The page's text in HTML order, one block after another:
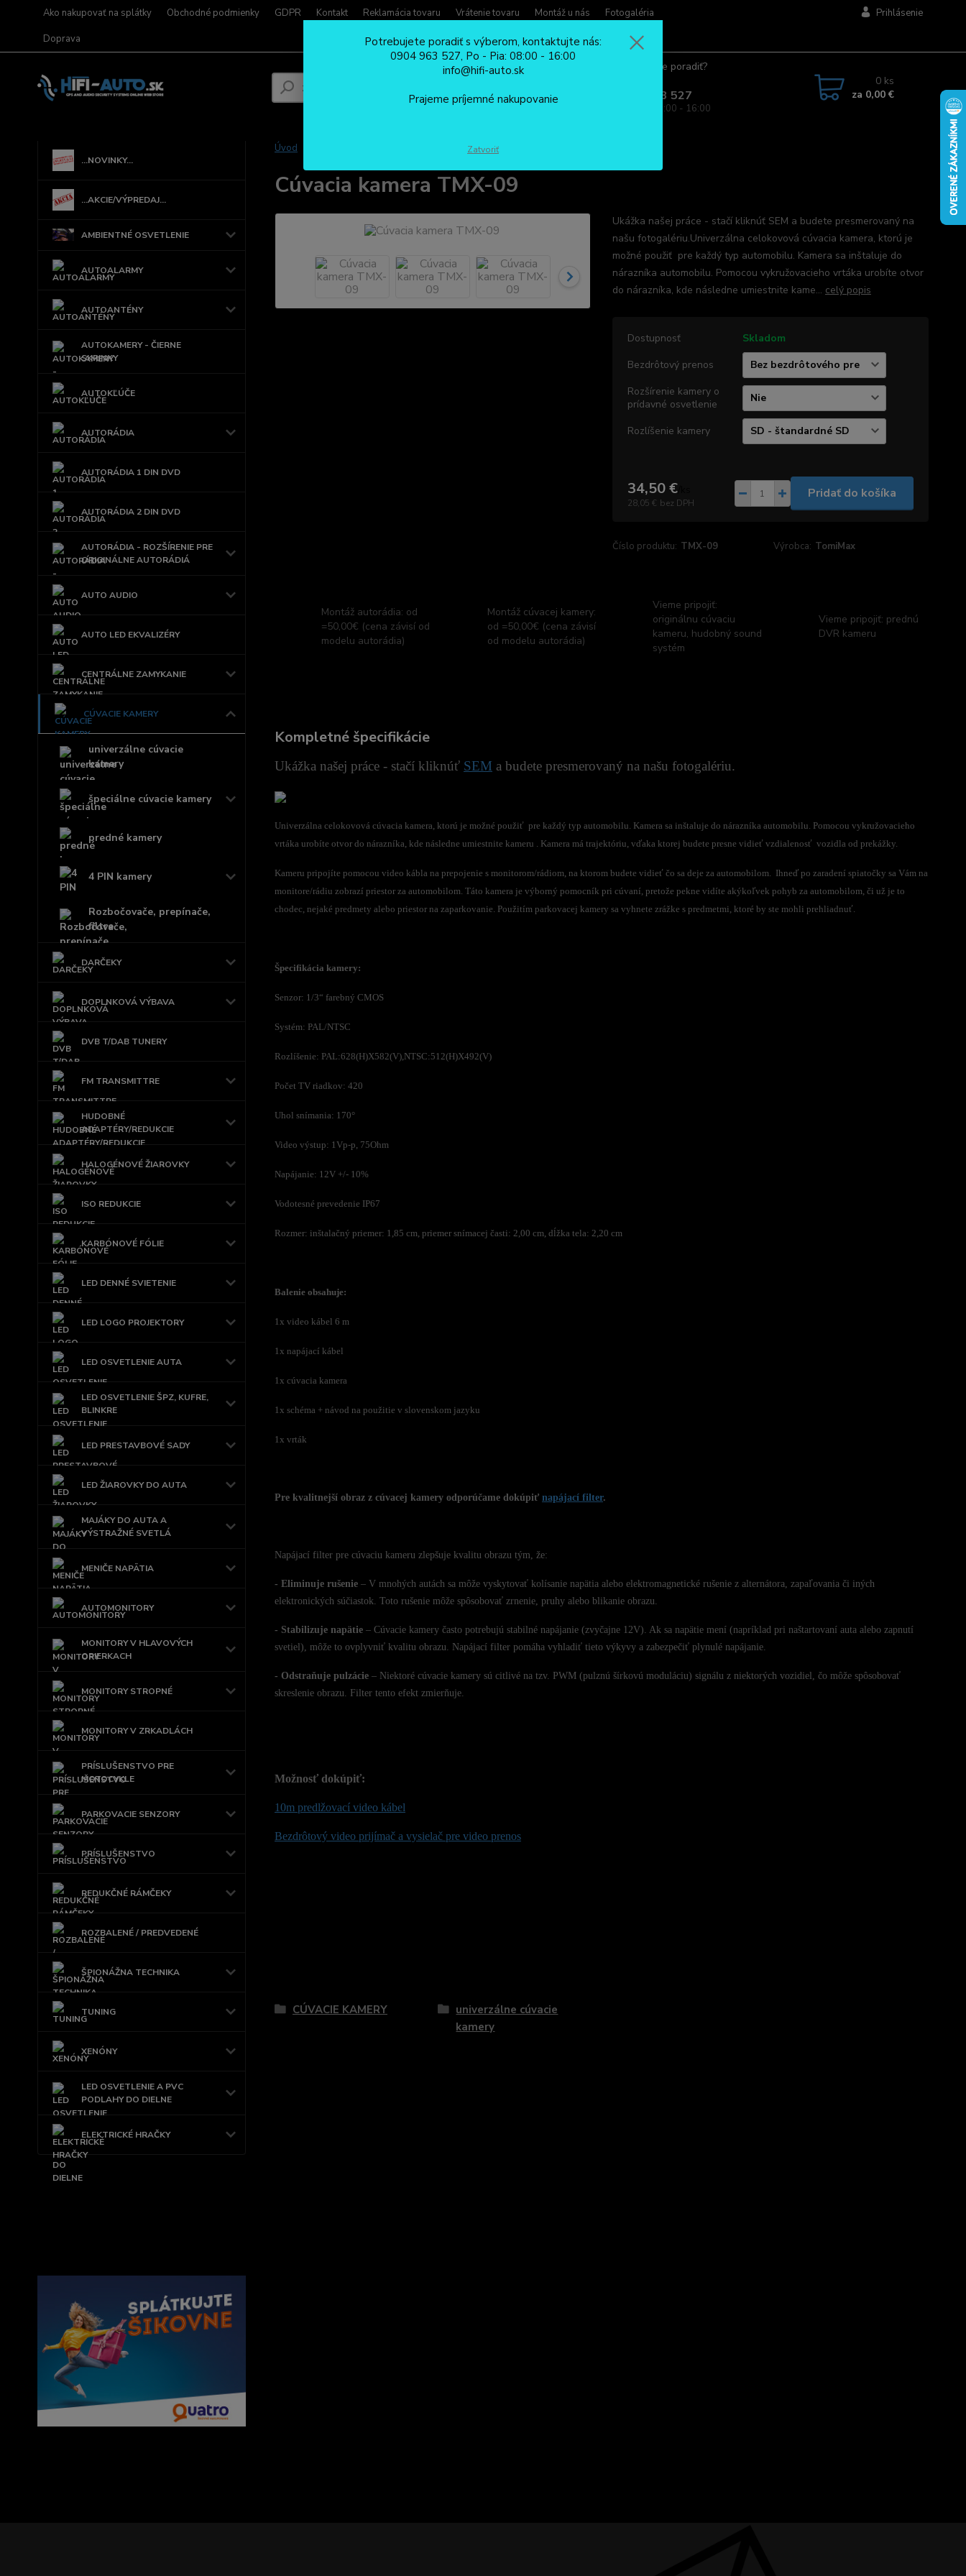
Ako nakupovať na splátky Obchodné podmienky GDPR Kontakt Reklamácia tovaru Vrátenie tovaru Montáž u nás
Fotogaléria
Doprava
Prihlásenie
Potrebujete poradiť?
0904 963 527
Po - Pia: 08:00 - 16:00
0 ks
za 0,00 €
...NOVINKY...
...AKCIE/VÝPREDAJ...
AMBIENTNÉ OSVETLENIE
AUTOALARMY
AUTOANTÉNY
AUTOKAMERY - ČIERNE
SKRINKY
AUTOKĽÚČE
AUTORÁDIA
AUTORÁDIA 1 DIN DVD
AUTORÁDIA 2 DIN DVD
AUTORÁDIA - ROZŠÍRENIE PRE
ORIGINÁLNE AUTORÁDIÁ
AUTO AUDIO
AUTO LED EKVALIZÉRY
CENTRÁLNE ZAMYKANIE
CÚVACIE KAMERY
univerzálne cúvacie
kamery
špeciálne cúvacie kamery
predné kamery
4 PIN kamery
Rozbočovače, prepínače,
filtre
DARČEKY
DOPLNKOVÁ VÝBAVA
DVB T/DAB TUNERY
FM TRANSMITTRE
HUDOBNÉ
ADAPTÉRY/REDUKCIE
HALOGÉNOVÉ ŽIAROVKY
ISO REDUKCIE
KARBÓNOVÉ FÓLIE
LED DENNÉ SVIETENIE
LED LOGO PROJEKTORY
LED OSVETLENIE AUTA
LED OSVETLENIE ŠPZ, KUFRE,
BLINKRE
LED PRESTAVBOVÉ SADY
LED ŽIAROVKY DO AUTA
MAJÁKY DO AUTA A
VÝSTRAŽNÉ SVETLÁ
MENIČE NAPÄTIA
AUTOMONITORY
MONITORY V HLAVOVÝCH
OPIERKACH
MONITORY STROPNÉ
MONITORY V ZRKADLÁCH
PRÍSLUŠENSTVO PRE
MOTOCYKLE
PARKOVACIE SENZORY
PRÍSLUŠENSTVO
REDUKČNÉ RÁMČEKY
ROZBALENÉ / PREDVEDENÉ
ŠPIONÁŽNA TECHNIKA
TUNING
XENÓNY
LED OSVETLENIE A PVC
PODLAHY DO DIELNE
ELEKTRICKÉ HRAČKY
Úvod Cúvacia kamera TMX-09
Cúvacia kamera TMX-09
Ukážka našej práce - stačí kliknúť SEM a budete presmerovaný na
našu fotogalériu.Univerzálna celokovová cúvacia kamera, ktorú je
možné použiť pre každý typ automobilu. Kamera sa inštaluje do
nárazníka automobilu. Pomocou vykružovacieho vrtáka urobíte otvor
do nárazníka, kde následne umiestnite kame... celý popis
Dostupnosť
Skladom
Bezdrôtový prenos
Rozšírenie kamery o
prídavné osvetlenie
Rozlíšenie kamery
34,50 €/
28,05 € bez DPH
Pridať do košíka
Číslo produktu: TMX-09 Výrobca: TomiMax
Montáž autorádia: od
=50,00€ (cena závisí od
modelu autorádia)
Montáž cúvacej kamery:
od =50,00€ (cena závisí
od modelu autorádia)
Vieme pripojiť:
originálnu cúvaciu
kameru, hudobný sound
systém
Vieme pripojiť: prednú
DVR kameru
Kompletné špecifikácie
Ukážka našej práce - stačí kliknúť SEM a budete presmerovaný na našu fotogalériu.
Univerzálna celokovová cúvacia kamera, ktorú je možné použiť pre každý typ automobilu. Kamera sa inštaluje do nárazníka automobilu. Pomocou vykružovacieho
vrtáka urobíte otvor do nárazníka, kde následne umiestnite kameru . Kamera má trajektóriu, vďaka ktorej budete presne vidieť vzdialenosť vozidla od prekážky.
Kameru pripojíte pomocou video kábla na prepojenie s monitorom/rádiom, na ktorom budete vidieť čo sa deje za automobilom. Ihneď po zaradení spiatočky sa Vám na
monitore/rádiu zobrazí priestor za automobilom. Táto kamera je výborný pomocník pri cúvaní, pretože pekne vidíte akýkoľvek pohyb za automobilom, či už je to
chodec, nejaké predmety alebo priestor na zaparkovanie. Použitím parkovacej kamery sa vyhnete zrážke s predmetmi, ktoré by ste mohli prehliadnuť.
Špecifikácia kamery:
Senzor: 1/3“ farebný CMOS
Systém: PAL/NTSC
Rozlíšenie: PAL:628(H)X582(V),NTSC:512(H)X492(V)
Počet TV riadkov: 420
Uhol snímania: 170°
Video výstup: 1Vp-p, 75Ohm
Napájanie: 12V +/- 10%
Vodotesné prevedenie IP67
Rozmer: inštalačný priemer: 1,85 cm, priemer snímacej časti: 2,00 cm, dĺžka tela: 2,20 cm
Balenie obsahuje:
1x video kábel 6 m
1x napájací kábel
1x cúvacia kamera
1x schéma + návod na použitie v slovenskom jazyku
1x vrták
Pre kvalitnejší obraz z cúvacej kamery odporúčame dokúpiť napájací filter.
Napájací filter pre cúvaciu kameru zlepšuje kvalitu obrazu tým, že:
- Eliminuje rušenie– V mnohých autách sa môže vyskytovať kolísanie napätia alebo elektromagnetické rušenie z alternátora, zapaľovania či iných
elektronických súčiastok. Toto rušenie môže spôsobovať zrnenie, pruhy alebo blikanie obrazu.
- Stabilizuje napätie– Cúvacie kamery často potrebujú stabilné napájanie (zvyčajne 12V). Ak sa napätie mení (napríklad pri naštartovaní auta alebo zapnutí
svetiel), môže to ovplyvniť kvalitu obrazu. Napájací filter pomáha vyhladiť tieto výkyvy a zabezpečiť plynulé napájanie.
- Odstraňuje pulzácie– Niektoré cúvacie kamery sú citlivé na tzv. PWM (pulznú šírkovú moduláciu) signálu z niektorých vozidiel, čo môže spôsobovať
skreslenie obrazu. Filter tento efekt zmierňuje.
Možnosť dokúpiť:
10m predlžovací video kábel
Bezdrôtový video prijímač a vysielač pre video prenos
CÚVACIE KAMERY
univerzálne cúvacie
kamery
Potrebujete poradiť s výberom, kontaktujte nás:
0904 963 527, Po - Pia: 08:00 - 16:00
info@hifi-auto.sk
Prajeme príjemné nakupovanie
Zatvoriť